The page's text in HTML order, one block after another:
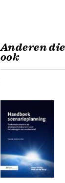
Anderen
ook